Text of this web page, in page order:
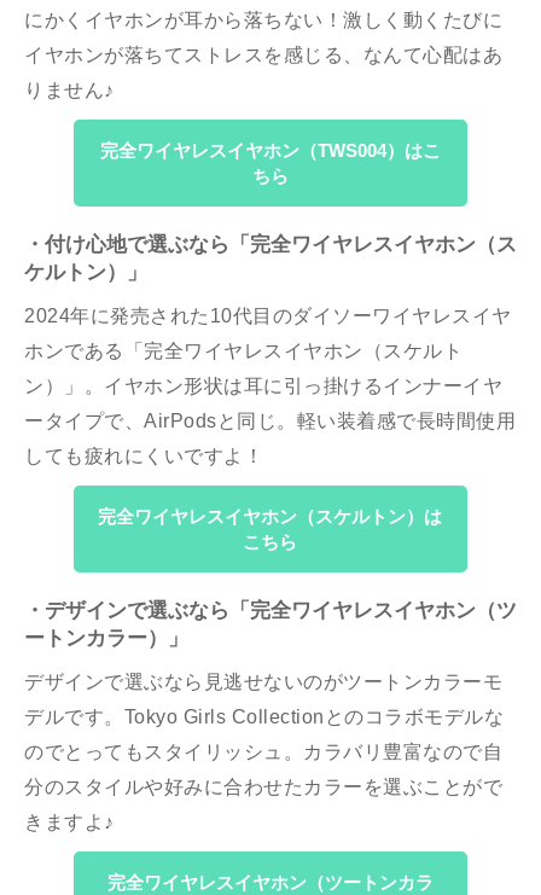
にかくイヤホンが耳から落ちない！激しく動くたびに
イヤホンが落ちてストレスを感じる、なんて心配はあ
りません♪
完全ワイヤレスイヤホン（TWS004）はこ
ちら
・付け心地で選ぶなら「完全ワイヤレスイヤホン（ス
ケルトン）」
2024年に発売された10代目のダイソーワイヤレスイヤ
ホンである「完全ワイヤレスイヤホン（スケルト
ン）」。イヤホン形状は耳に引っ掛けるインナーイヤ
ータイプで、AirPodsと同じ。軽い装着感で長時間使用
しても疲れにくいですよ！
完全ワイヤレスイヤホン（スケルトン）は
こちら
・デザインで選ぶなら「完全ワイヤレスイヤホン（ツ
ートンカラー）」
デザインで選ぶなら見逃せないのがツートンカラーモ
デルです。Tokyo Girls Collectionとのコラボモデルな
のでとってもスタイリッシュ。カラバリ豊富なので自
分のスタイルや好みに合わせたカラーを選ぶことがで
きますよ♪
完全ワイヤレスイヤホン（ツートンカラ